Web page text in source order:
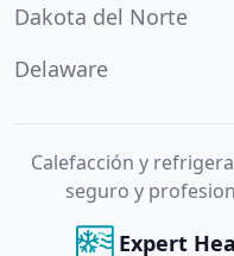
Dakota del Norte
Delaware
Calefacción y
seguro y
Expert